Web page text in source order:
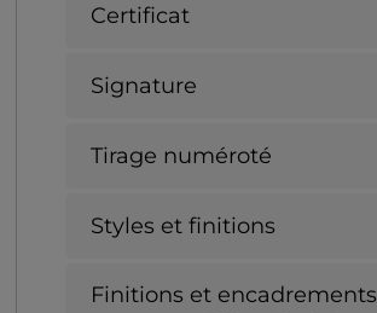
Certificat
Signature
Tirage numéroté
Styles et finitions
Finitions et encadrements